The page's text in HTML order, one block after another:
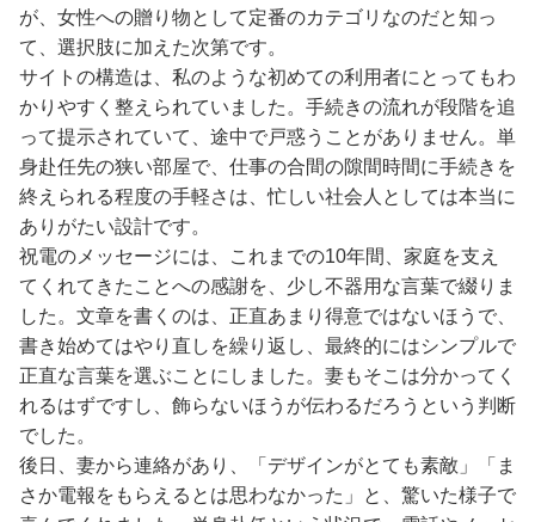
が、女性への贈り物として定番のカテゴリなのだと知っ
て、選択肢に加えた次第です。
サイトの構造は、私のような初めての利用者にとってもわ
かりやすく整えられていました。手続きの流れが段階を追
って提示されていて、途中で戸惑うことがありません。単
身赴任先の狭い部屋で、仕事の合間の隙間時間に手続きを
終えられる程度の手軽さは、忙しい社会人としては本当に
ありがたい設計です。
祝電のメッセージには、これまでの10年間、家庭を支え
てくれてきたことへの感謝を、少し不器用な言葉で綴りま
した。文章を書くのは、正直あまり得意ではないほうで、
書き始めてはやり直しを繰り返し、最終的にはシンプルで
正直な言葉を選ぶことにしました。妻もそこは分かってく
れるはずですし、飾らないほうが伝わるだろうという判断
でした。
後日、妻から連絡があり、「デザインがとても素敵」「ま
さか電報をもらえるとは思わなかった」と、驚いた様子で